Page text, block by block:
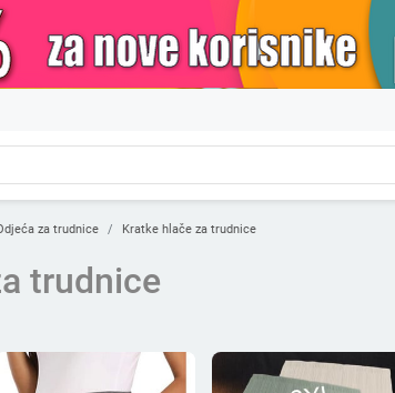
za trudnice Kratke hlače za trudnice
trudnice